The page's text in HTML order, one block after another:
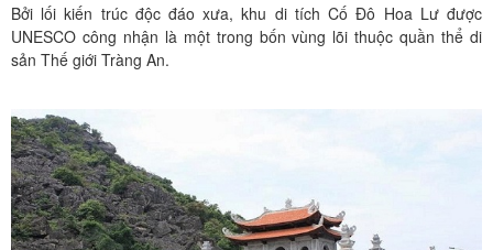
Bởi lối kiến trúc độc đáo xưa, khu di tích Cố Đô Hoa Lư được
UNESCO công nhận là một trong bốn vùng lõi thuộc quần thể di
sản Thế giới Tràng An.